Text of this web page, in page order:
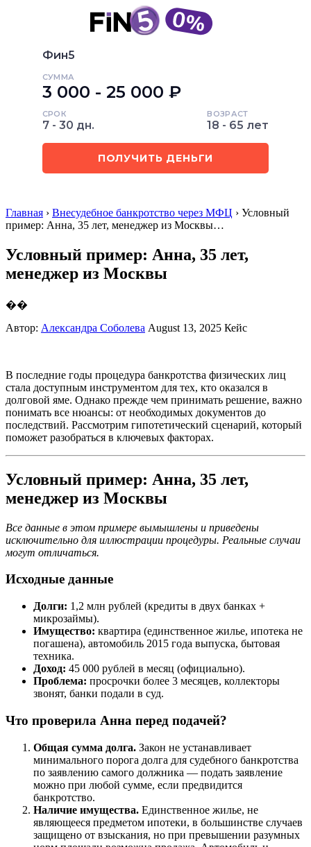
Фин5
СУММА
3 000 - 25 000 ₽
СРОК
7 - 30 дн.
ВОЗРАСТ
18 - 65 лет
ПОЛУЧИТЬ ДЕНЬГИ
Главная › Внесудебное банкротство через МФЦ › Условный
пример: Анна, 35 лет, менеджер из Москвы…
Условный пример: Анна, 35 лет,
менеджер из Москвы
��
Автор: Александра Соболева August 13, 2025 Кейс
В последние годы процедура банкротства физических лиц
стала доступным инструментом для тех, кто оказался в
долговой яме. Однако прежде чем принимать решение, важно
понимать все нюансы: от необходимых документов до
последствий. Рассмотрим гипотетический сценарий, который
поможет разобраться в ключевых факторах.
Условный пример: Анна, 35 лет,
менеджер из Москвы
Все данные в этом примере вымышлены и приведены
исключительно для иллюстрации процедуры. Реальные случаи
могут отличаться.
Исходные данные
Долги: 1,2 млн рублей (кредиты в двух банках +
микрозаймы).
Имущество: квартира (единственное жилье, ипотека не
погашена), автомобиль 2015 года выпуска, бытовая
техника.
Доход: 45 000 рублей в месяц (официально).
Проблема: просрочки более 3 месяцев, коллекторы
звонят, банки подали в суд.
Что проверила Анна перед подачей?
Общая сумма долга. Закон не устанавливает
минимального порога долга для судебного банкротства
по заявлению самого должника — подать заявление
можно при любой сумме, если предвидится
банкротство.
Наличие имущества. Единственное жилье, не
являющееся предметом ипотеки, в большинстве случаев
защищено от взыскания, но при превышении разумных